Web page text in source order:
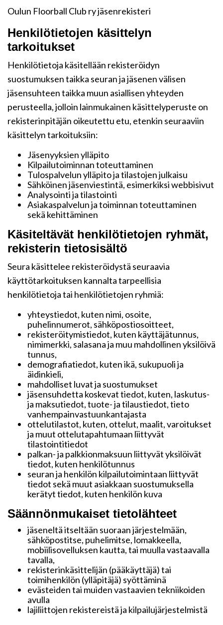
Oulun Floorball Club ry jäsenrekisteri
Henkilötietojen käsittelyn
tarkoitukset
Henkilötietoja käsitellään rekisteröidyn
suostumuksen taikka seuran ja jäsenen välisen
jäsensuhteen taikka muun asiallisen yhteyden
perusteella, jolloin lainmukainen käsittelyperuste on
rekisterinpitäjän oikeutettu etu, etenkin seuraaviin
käsittelyn tarkoituksiin:
Jäsenyyksien ylläpito
Kilpailutoiminnan toteuttaminen
Tulospalvelun ylläpito ja tilastojen julkaisu
Sähköinen jäsenviestintä, esimerkiksi webbisivut
Analysointi ja tilastointi
Asiakaspalvelun ja toiminnan toteuttaminen
sekä kehittäminen
Käsiteltävät henkilötietojen ryhmät,
rekisterin tietosisältö
Seura käsittelee rekisteröidystä seuraavia
käyttötarkoituksen kannalta tarpeellisia
henkilötietoja tai henkilötietojen ryhmiä:
yhteystiedot, kuten nimi, osoite,
puhelinnumerot, sähköpostiosoitteet,
rekisteröitymistiedot, kuten käyttäjätunnus,
nimimerkki, salasana ja muu mahdollinen yksilöivä
tunnus,
demografiatiedot, kuten ikä, sukupuoli ja
äidinkieli,
mahdolliset luvat ja suostumukset
jäsensuhdetta koskevat tiedot, kuten, laskutus-
ja maksutiedot, tuote- ja tilaustiedot, tieto
vanhempainvastuunkantajasta
ottelutilastot, kuten, ottelut, maalit, varoitukset
ja muut ottelutapahtumaan liittyvät
tilastointitiedot
palkan- ja palkkionmaksuun liittyvät yksilöivät
tiedot, kuten henkilötunnus
seuran ja henkilön kilpailutoimintaan liittyvät
tiedot sekä muut asiakkaan suostumuksella
kerätyt tiedot, kuten henkilön kuva
Säännönmukaiset tietolähteet
jäseneltä itseltään suoraan järjestelmään,
sähköpostitse, puhelimitse, lomakkeella,
mobiilisovelluksen kautta, tai muulla vastaavalla
tavalla,
rekisterinkäsittelijän (pääkäyttäjä) tai
toimihenkilön (ylläpitäjä) syöttäminä
evästeiden tai muiden vastaavien tekniikoiden
avulla
lajiliittojen rekistereistä ja kilpailujärjestelmistä